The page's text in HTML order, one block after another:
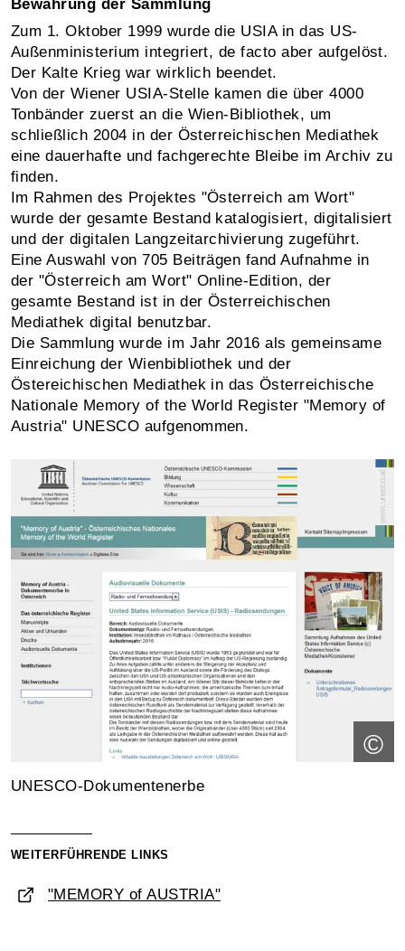
Bewahrung der Sammlung
Zum 1. Oktober 1999 wurde die USIA in das US-
Außenministerium integriert, de facto aber aufgelöst.
Der Kalte Krieg war wirklich beendet.
Von der Wiener USIA-Stelle kamen die über 4000
Tonbänder zuerst an die Wien-Bibliothek, um
schließlich 2004 in der Österreichischen Mediathek
eine dauerhafte und fachgerechte Bleibe im Archiv zu
finden.
Im Rahmen des Projektes "Österreich am Wort"
wurde der gesamte Bestand katalogisiert, digitalisiert
und der digitalen Langzeitarchivierung zugeführt.
Eine Auswahl von 705 Beiträgen fand Aufnahme in
der "Österreich am Wort" Online-Edition, der
gesamte Bestand ist in der Österreichischen
Mediathek digital benutzbar.
Die Sammlung wurde im Jahr 2016 als gemeinsame
Einreichung der Wienbibliothek und der
Östereichischen Mediathek in das Österreichische
Nationale Memory of the World Register "Memory of
Austria" UNESCO aufgenommen.
©
UNESCO-Dokumentenerbe
WEITERFÜHRENDE LINKS
"MEMORY of AUSTRIA"